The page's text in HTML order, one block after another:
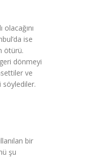
ise
ötürü.
dönmeyi
ve
söylediler.
bir
şu